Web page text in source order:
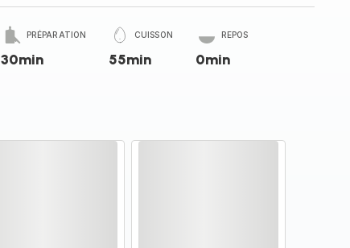
PRÉPARATION
30min
CUISSON
55min
REPOS
0min